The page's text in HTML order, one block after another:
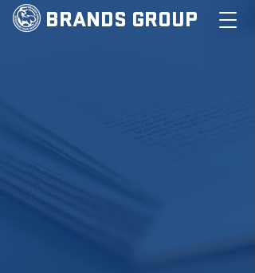
BRANDS GROUP